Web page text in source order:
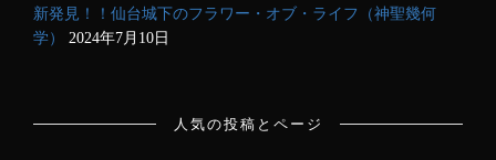
新発見！！仙台城下のフラワー・オブ・ライフ（神聖幾何
学）
2024年7月10日
人気の投稿とページ